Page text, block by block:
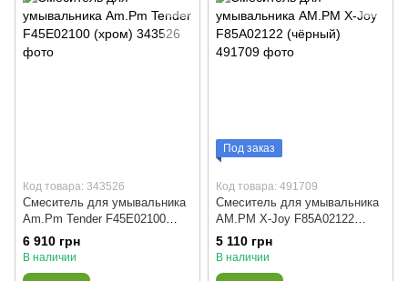
Код товара: 343526
Смеситель для умывальника
Am.Pm Tender F45E02100
(хром)
6 910 грн
В наличии
Под заказ
Код товара: 491709
Смеситель для умывальника
AM.PM X-Joy F85A02122
(чёрный)
5 110 грн
В наличии